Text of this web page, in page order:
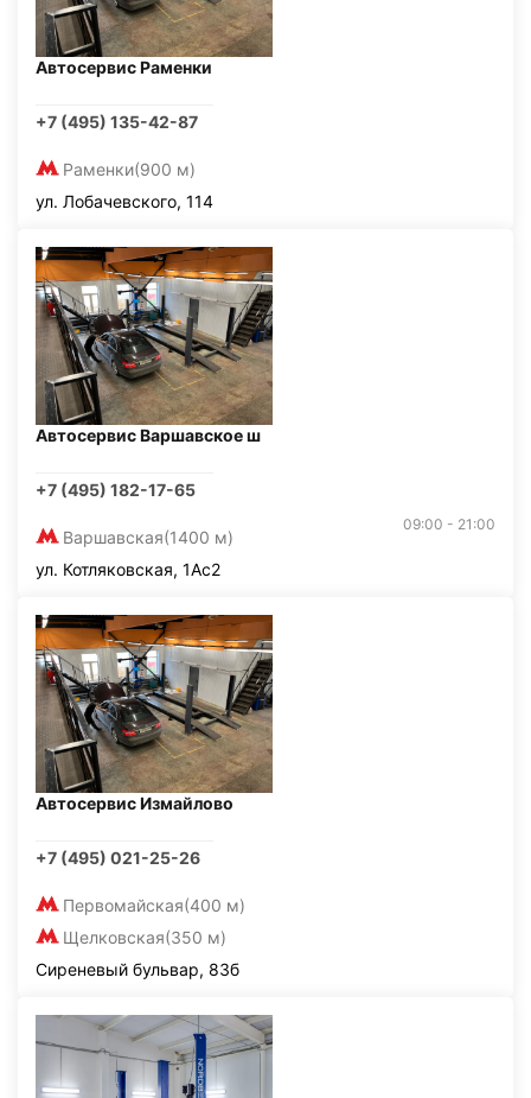
Автосервис Раменки
+7 (495) 135-42-87
Раменки(900 м)
ул. Лобачевского, 114
Автосервис Варшавское ш
+7 (495) 182-17-65
Варшавская(1400 м)
09:00 - 21:00
ул. Котляковская, 1Ас2
Автосервис Измайлово
+7 (495) 021-25-26
Первомайская(400 м)
Щелковская(350 м)
Сиреневый бульвар, 83б